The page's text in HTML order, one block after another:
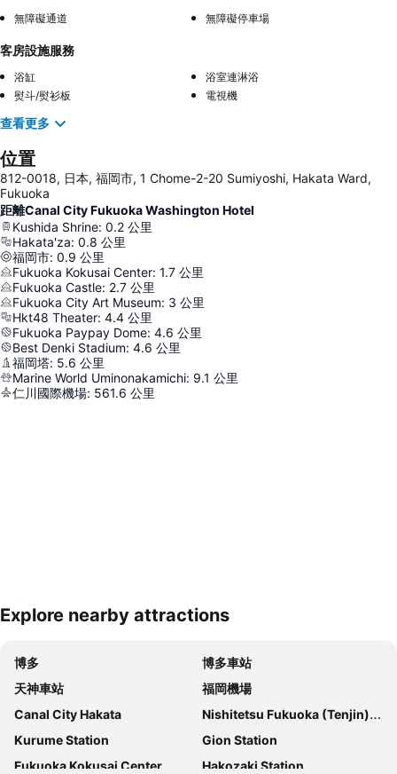
無障礙通道 無障礙停車場
客房設施服務
浴缸
浴室連淋浴
熨斗/熨衫板
電視機
查看更多
位置
812-0018, 日本, 福岡市, 1 Chome-2-20 Sumiyoshi, Hakata Ward,
Fukuoka
距離Canal City Fukuoka Washington Hotel
Kushida Shrine: 0.2 公里
Hakata'za: 0.8 公里
福岡市: 0.9 公里
Fukuoka Kokusai Center: 1.7 公里
Fukuoka Castle: 2.7 公里
Fukuoka City Art Museum: 3 公里
Hkt48 Theater: 4.4 公里
Fukuoka Paypay Dome: 4.6 公里
Best Denki Stadium: 4.6 公里
福岡塔: 5.6 公里
Marine World Uminonakamichi: 9.1 公里
仁川國際機場: 561.6 公里
展開地圖
Explore nearby attractions
博多
博多車站
天神車站
福岡機場
Canal City Hakata
Nishitetsu Fukuoka (Tenjin) Station
Kurume Station
Gion Station
Fukuoka Kokusai Center
Hakozaki Station